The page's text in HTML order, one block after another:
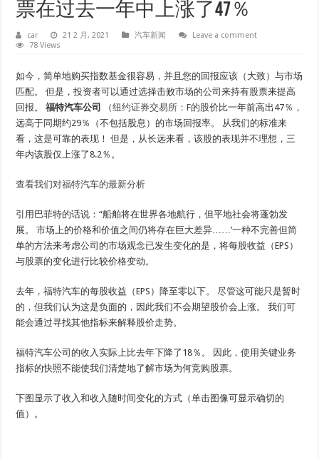
票在过去一年中上涨了47％
car 21 2 月, 2021 汽车新闻
Leave a comment
78 Views
如今，简单地购买指数基金很容易，并且您的回报应该（大致）与市场
匹配。 但是，投资者可以通过选择击败市场的公司来持有股票来提高
回报。福特汽车公司 （纽约证券交易所：F的股价比一年前高出47％，
远高于同期约29％（不包括股息）的市场回报率。 从我们的标准来
看，这是可靠的表现！ 但是，从长远来看，该股的表现并不理想，三
年内该股仅上涨了8.2％。
查看我们对福特汽车的最新分析
引用巴菲特的话说：“船舶将在世界各地航行，但平地社会将蓬勃发
展。 市场上的价格和价值之间仍将存在巨大差异……’一种不完善但简
单的方法来考虑公司的市场观念已发生变化的是，将每股收益（EPS）
与股票的变化进行比较价格变动。
去年，福特汽车的每股收益（EPS）降至零以下。 尽管这可能只是暂时
的，但我们认为这是负面的，因此我们不会期望股价会上涨。 我们可
能会通过寻找其他指标来解释股价走势。
福特汽车公司的收入实际上比去年下降了18％。 因此，使用关键业务
指标的快照不能使我们清楚地了解市场为何竞购股票。
下图显示了收入和收入随时间变化的方式（单击图像可显示确切的
值）。